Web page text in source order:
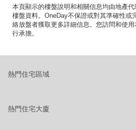
本頁顯示的樓盤說明和相關信息均由地產
樓盤資料。OneDay不保證或對其準確性或
絡放盤者獲取更多詳細信息。您訪問和使
行承擔。
熱門住宅區域
熱門住宅大廈